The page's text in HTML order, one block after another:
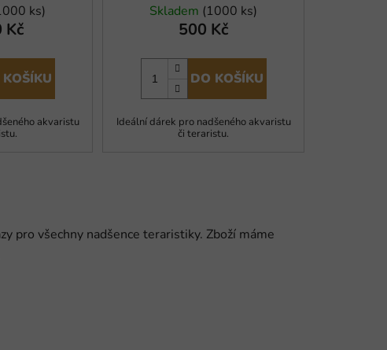
ks)
Kč
akvaristu
Skladem (1000 ks)
500 Kč
DO KOŠÍKU
Ideální dárek pro nadšeného akvaristu
či teraristu.
pro všechny nadšence teraristiky. Zboží máme